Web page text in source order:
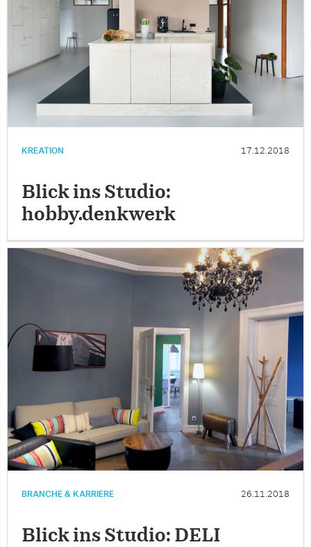
KREATION 17.12.2018
Blick ins Studio:
hobby.denkwerk
BRANCHE & KARRIERE 26.11.2018
Blick ins Studio: DELI